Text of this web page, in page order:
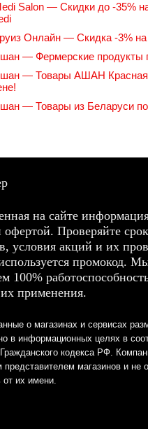
Salon — Скидки до -35%
Онлайн — Скидка -3% на
— Фермерские продукты
— Товары АШАН Красная
— Товары из Беларуси по
на сайте
Проверяйте
условия акций и их
промокод.
100%
применения.
о магазинах и сервисах
в информационных целях в
кодекса РФ.
магазинов и не
от их имени.